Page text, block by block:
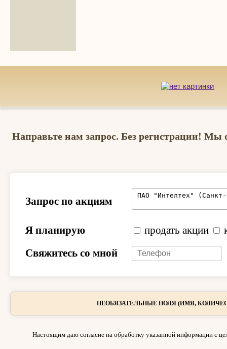
Направьте нам запрос. Без регистрации! Мы
Запрос по акциям
Я планирую продать акции
Свяжитесь со мной
НЕОБЯЗАТЕЛЬНЫЕ ПОЛЯ (ИМЯ,
Настоящим даю согласие на обработку указанной информации с